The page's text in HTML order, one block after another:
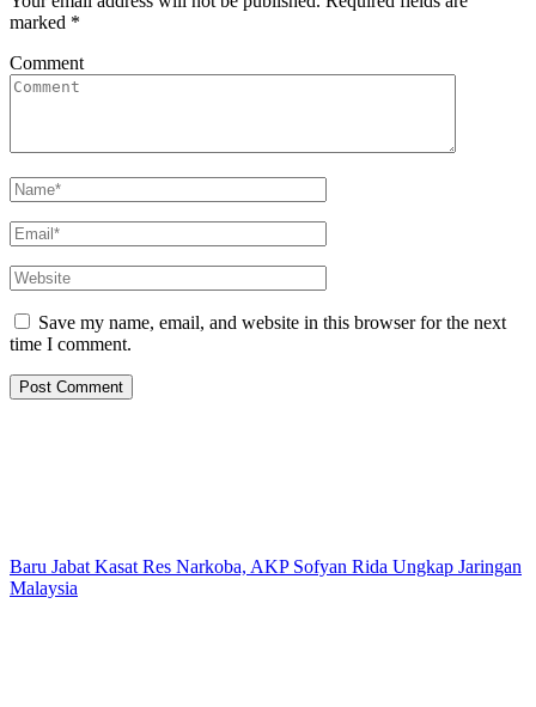
marked *
Comment
Save my name, email, and website in this browser for the next
time I comment.
Baru Jabat Kasat Res Narkoba, AKP Sofyan Rida Ungkap Jaringan
Malaysia